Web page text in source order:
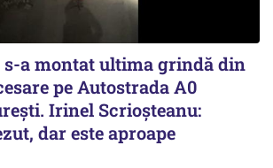
s-a montat ultima grindă din
pe Autostrada A0
Irinel Scrioșteanu:
dar este aproape